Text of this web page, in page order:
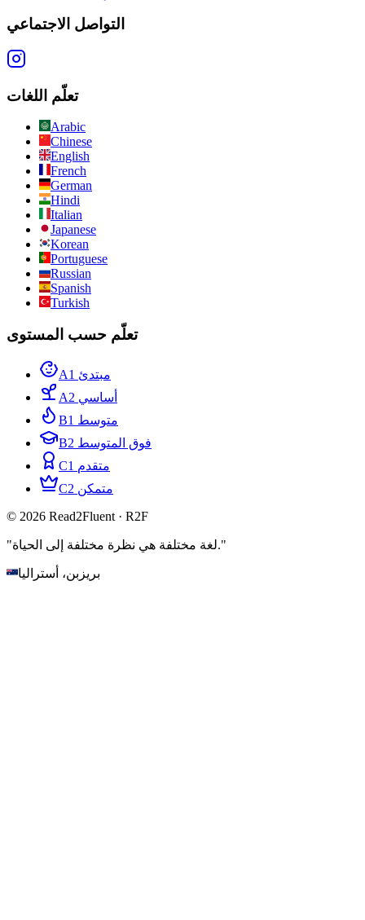
التواصل الاجتماعي
تعلّم اللغات
Arabic
Chinese
English
French
German
Hindi
Italian
Japanese
Korean
Portuguese
Russian
Spanish
Turkish
تعلّم حسب المستوى
A1 مبتدئ
A2 أساسي
B1 متوسط
B2 فوق المتوسط
C1 متقدم
C2 متمكن
© 2026 Read2Fluent · R2F
"لغة مختلفة هي نظرة مختلفة إلى الحياة."
بريزبن، أستراليا